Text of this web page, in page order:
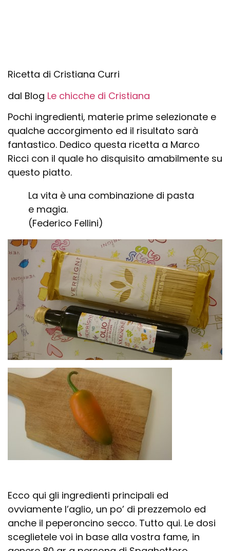
Ricetta di Cristiana Curri
dal Blog Le chicche di Cristiana
Pochi ingredienti, materie prime selezionate e
qualche accorgimento ed il risultato sarà
fantastico. Dedico questa ricetta a Marco
Ricci con il quale ho disquisito amabilmente su
questo piatto.
La vita è una combinazione di pasta
e magia.
(Federico Fellini)
Ecco qui gli ingredienti principali ed
ovviamente l’aglio, un po’ di prezzemolo ed
anche il peperoncino secco. Tutto qui. Le dosi
sceglietele voi in base alla vostra fame, in